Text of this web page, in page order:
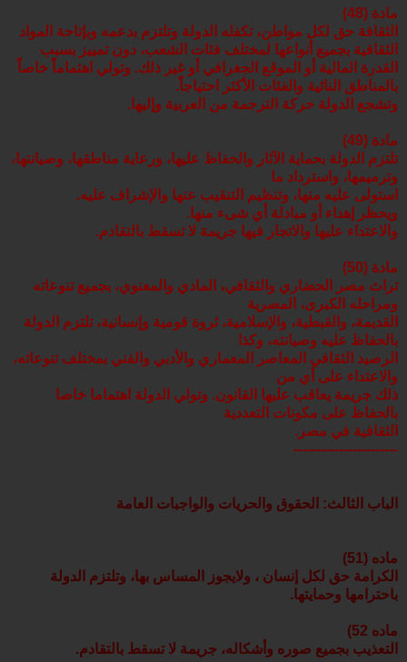
مادة (48)
الثقافة حق لكل مواطن، تكفله الدولة وتلتزم بدعمه وبإتاحة المواد
الثقافية بجميع أنواعها لمختلف فئات الشعب، دون تمييز بسبب
القدرة المالية أو الموقع الجغرافي أو غير ذلك. وتولي اهتماماً خاصاً
بالمناطق النائية والفئات الأكثر احتياجاً.
وتشجع الدولة حركة الترجمة من العربية وإليها.
مادة (49)
تلتزم الدولة بحماية الآثار والحفاظ عليها، ورعاية مناطقها، وصيانتها،
وترميمها، واسترداد ما
استولى عليه منها، وتنظيم التنقيب عنها والإشراف عليه.
ويحظر إهداء أو مبادلة أي شىء منها.
والاعتداء عليها والاتجار فيها جريمة لا تسقط بالتقادم.
مادة (50)
تراث مصر الحضاري والثقافي، المادي والمعنوي، بجميع تنوعاته
ومراحله الكبرى، المصرية
القديمة، والقبطية، والإسلامية، ثروة قومية وإنسانية، تلتزم الدولة
بالحفاظ عليه وصيانته، وكذا
الرصيد الثقافي المعاصر المعماري والأدبي والفني بمختلف تنوعاته،
والاعتداء على أي من
ذلك جريمة يعاقب عليها القانون. وتولي الدولة اهتماما خاصا
بالحفاظ على مكونات التعددية
الثقافية في مصر.
-----------------------
الباب الثالث: الحقوق والحريات والواجبات العامة
ماده (51)
الكرامة حق لكل إنسان ، ولايجوز المساس بها، وتلتزم الدولة
باحترامها وحمايتها.
ماده 52)
التعذيب بجميع صوره وأشكاله، جريمة لا تسقط بالتقادم.